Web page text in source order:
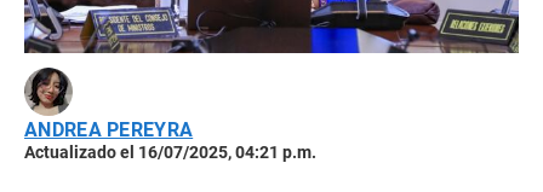
ANDREA PEREYRA
Actualizado el 16/07/2025, 04:21 p.m.